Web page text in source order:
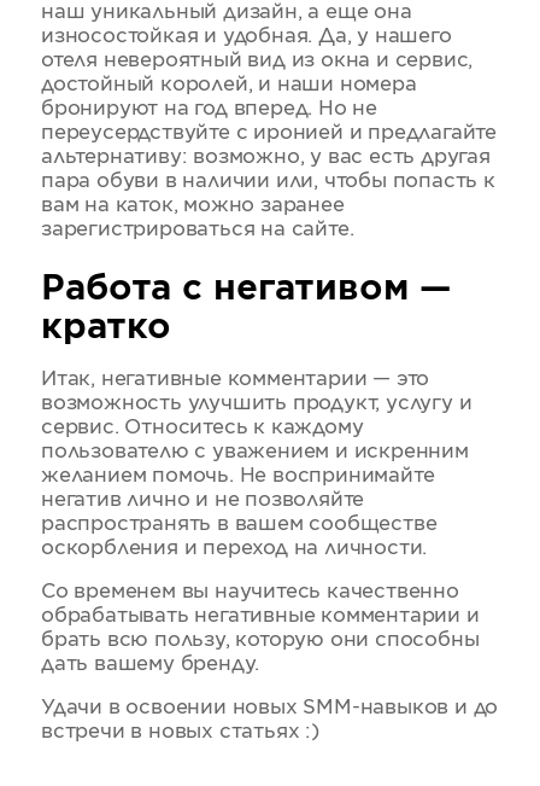
наш уникальный дизайн, а еще она
износостойкая и удобная. Да, у нашего
отеля невероятный вид из окна и сервис,
достойный королей, и наши номера
бронируют на год вперед. Но не
переусердствуйте с иронией и предлагайте
альтернативу: возможно, у вас есть другая
пара обуви в наличии или, чтобы попасть к
вам на каток, можно заранее
зарегистрироваться на сайте.
Работа с негативом —
кратко
Итак, негативные комментарии — это
возможность улучшить продукт, услугу и
сервис. Относитесь к каждому
пользователю с уважением и искренним
желанием помочь. Не воспринимайте
негатив лично и не позволяйте
распространять в вашем сообществе
оскорбления и переход на личности.
Со временем вы научитесь качественно
обрабатывать негативные комментарии и
брать всю пользу, которую они способны
дать вашему бренду.
Удачи в освоении новых SMM-навыков и до
встречи в новых статьях :)